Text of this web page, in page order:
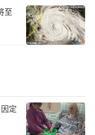
至
定